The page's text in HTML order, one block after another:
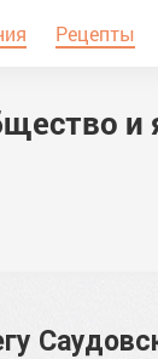
Рецепты
и